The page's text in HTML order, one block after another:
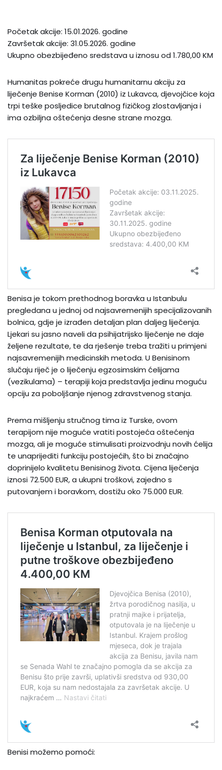
Početak akcije: 15.01.2026. godine
Završetak akcije: 31.05.2026. godine
Ukupno obezbijeđeno sredstava u iznosu od 1.780,00 KM
Humanitas pokreće drugu humanitarnu akciju za
liječenje Benise Korman (2010) iz Lukavca, djevojčice koja
trpi teške posljedice brutalnog fizičkog zlostavljanja i
ima ozbiljna oštećenja desne strane mozga.
Benisa je tokom prethodnog boravka u Istanbulu
pregledana u jednoj od najsavremenijih specijalizovanih
bolnica, gdje je izrađen detaljan plan daljeg liječenja.
Ljekari su jasno naveli da psihijatrijsko liječenje ne daje
željene rezultate, te da rješenje treba tražiti u primjeni
najsavremenijih medicinskih metoda. U Benisinom
slučaju riječ je o liječenju egzosimskim ćelijama
(vezikulama) – terapiji koja predstavlja jedinu moguću
opciju za poboljšanje njenog zdravstvenog stanja.
Prema mišljenju stručnog tima iz Turske, ovom
terapijom nije moguće vratiti postojeća oštećenja
mozga, ali je moguće stimulisati proizvodnju novih ćelija
te unaprijediti funkciju postojećih, što bi značajno
doprinijelo kvalitetu Benisinog života. Cijena liječenja
iznosi 72.500 EUR, a ukupni troškovi, zajedno s
putovanjem i boravkom, dostižu oko 75.000 EUR.
Benisi možemo pomoći: